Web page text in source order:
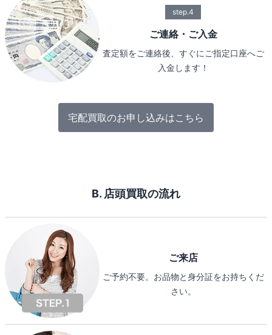
step.4
ご連絡・ご入金
査定額をご連絡後、すぐにご指定口座へご
入金します！
宅配買取のお申し込みはこちら
B. 店頭買取の流れ
ご来店
ご予約不要。お品物と身分証をお持ちくだ
さい。